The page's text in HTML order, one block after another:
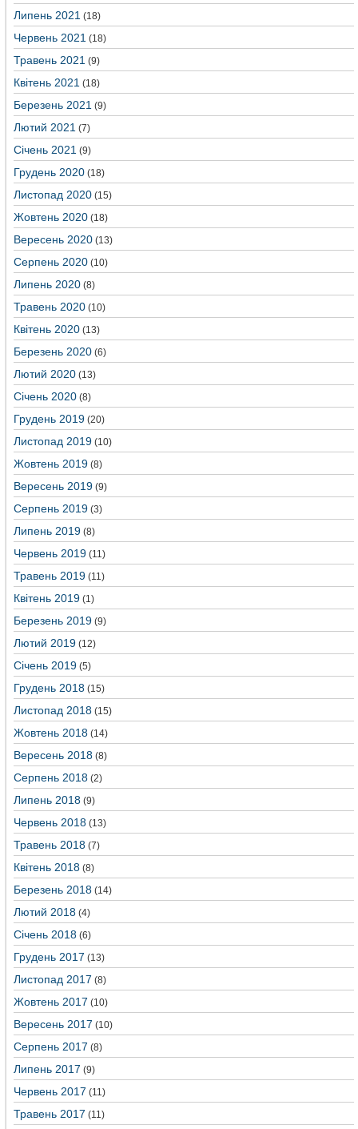
Липень 2021 (18)
Червень 2021 (18)
Травень 2021 (9)
Квітень 2021 (18)
Березень 2021 (9)
Лютий 2021 (7)
Січень 2021 (9)
Грудень 2020 (18)
Листопад 2020 (15)
Жовтень 2020 (18)
Вересень 2020 (13)
Серпень 2020 (10)
Липень 2020 (8)
Травень 2020 (10)
Квітень 2020 (13)
Березень 2020 (6)
Лютий 2020 (13)
Січень 2020 (8)
Грудень 2019 (20)
Листопад 2019 (10)
Жовтень 2019 (8)
Вересень 2019 (9)
Серпень 2019 (3)
Липень 2019 (8)
Червень 2019 (11)
Травень 2019 (11)
Квітень 2019 (1)
Березень 2019 (9)
Лютий 2019 (12)
Січень 2019 (5)
Грудень 2018 (15)
Листопад 2018 (15)
Жовтень 2018 (14)
Вересень 2018 (8)
Серпень 2018 (2)
Липень 2018 (9)
Червень 2018 (13)
Травень 2018 (7)
Квітень 2018 (8)
Березень 2018 (14)
Лютий 2018 (4)
Січень 2018 (6)
Грудень 2017 (13)
Листопад 2017 (8)
Жовтень 2017 (10)
Вересень 2017 (10)
Серпень 2017 (8)
Липень 2017 (9)
Червень 2017 (11)
Травень 2017 (11)